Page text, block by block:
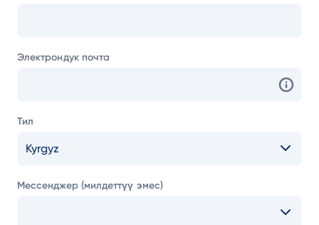
Электрондук почта
Тил
Kyrgyz
Мессенджер (милдеттүү эмес)